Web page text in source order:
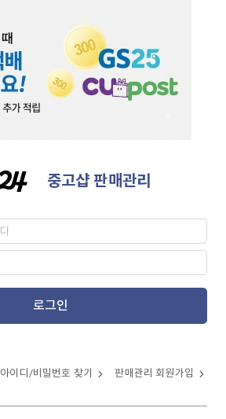
중고샵 판매관리
로그인
아이디/비밀번호 찾기 판매관리 회원가입